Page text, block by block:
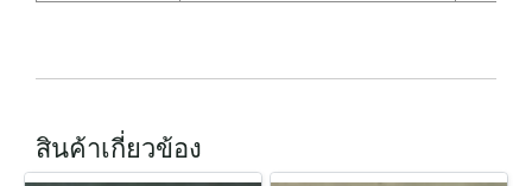
สินค้าเกี่ยวข้อง